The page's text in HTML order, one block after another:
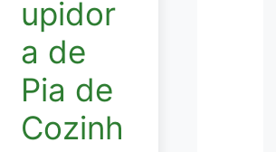
upidor
a de
Pia de
Cozinh